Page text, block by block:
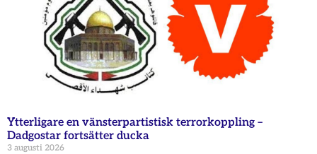
Ytterligare en vänsterpartistisk terrorkoppling –
Dadgostar fortsätter ducka
3 augusti 2026